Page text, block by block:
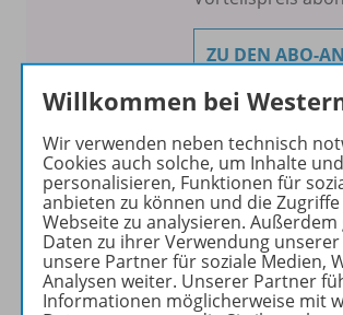
ZU DEN ABO-
Informationen
Produkte der Reihe
Willkommen bei
Wir verwenden neben technisch
Cookies auch solche, um Inhalte
personalisieren, Funktionen für
anbieten zu können und die
Webseite zu analysieren.
Daten zu ihrer Verwendung
unsere Partner für soziale Medien,
Analysen weiter. Unserer Partner
Informationen möglicherweise mit